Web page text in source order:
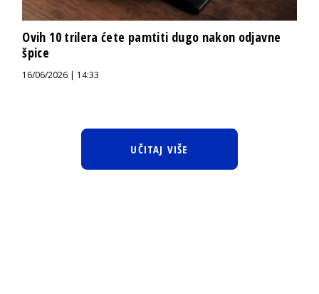
Ovih 10 trilera ćete pamtiti dugo nakon odjavne
špice
16/06/2026 | 14:33
UČITAJ VIŠE